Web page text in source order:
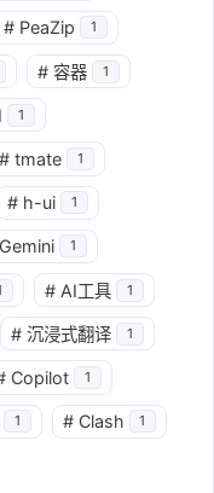
# PeaZip 1
# 容器 1
1
# tmate 1
# h-ui 1
Gemini 1
# AI工具 1
# 沉浸式翻译 1
Copilot 1
1 # Clash 1